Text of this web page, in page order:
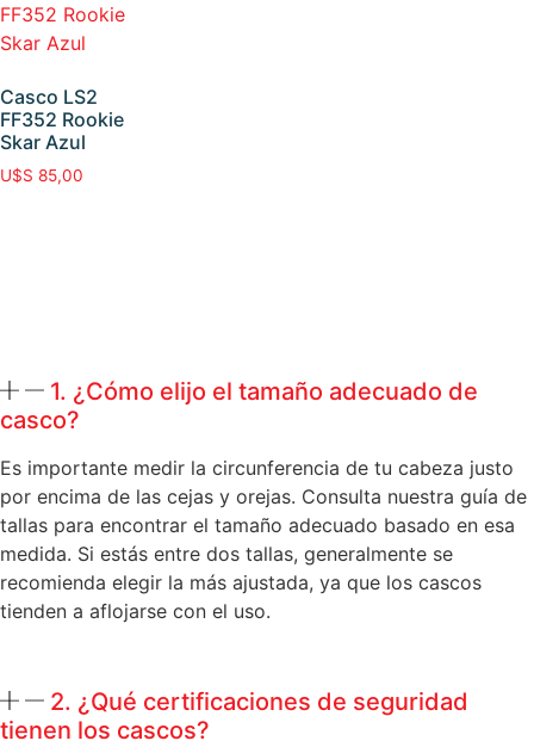
Casco LS2
FF352 Rookie
Skar Azul
U$S 85,00
1. ¿Cómo elijo el tamaño adecuado de
casco?
Es importante medir la circunferencia de tu cabeza justo
por encima de las cejas y orejas. Consulta nuestra guía de
tallas para encontrar el tamaño adecuado basado en esa
medida. Si estás entre dos tallas, generalmente se
recomienda elegir la más ajustada, ya que los cascos
tienden a aflojarse con el uso.
2. ¿Qué certificaciones de seguridad
tienen los cascos?